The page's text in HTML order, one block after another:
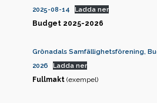
2025-08-14
Ladda ner
Budget 2025-2026
Grönadals Samfällighetsförening,
2026
Ladda ner
Fullmakt (exempel)